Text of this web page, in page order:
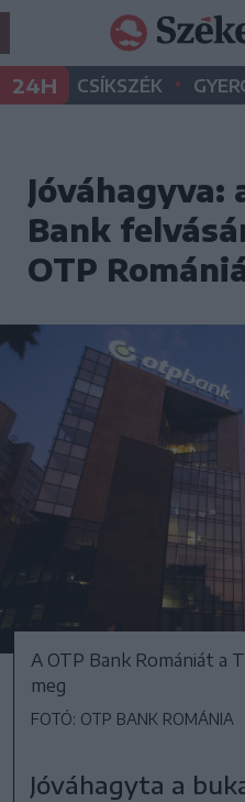
24H CSÍKSZÉK •
Jóváhagyva:
Bank
OTP
A OTP Bank Romániát a
meg
FOTÓ: OTP BANK ROMÁNIA
Jóváhagyta a